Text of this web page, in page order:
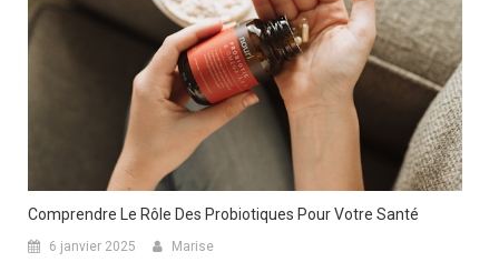
Comprendre Le Rôle Des Probiotiques Pour Votre Santé
6 janvier 2025 Marise